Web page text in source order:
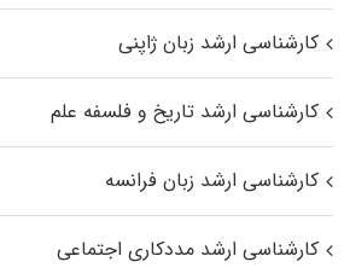
کارشناسی ارشد زبان ژاپنی
کارشناسی ارشد تاریخ و فلسفه علم
کارشناسی ارشد زبان فرانسه
کارشناسی ارشد مددکاری اجتماعی